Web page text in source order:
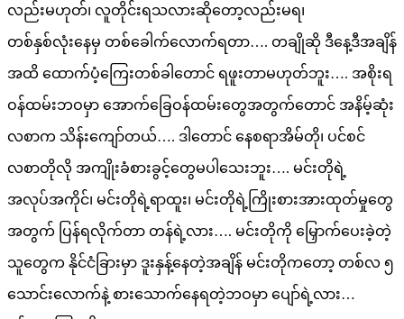
လည်းမဟုတ်၊ လူတိုင်းရသလားဆိုတော့လည်းမရ၊
တစ်နှစ်လုံးနေမှ တစ်ခေါက်လောက်ရတာ…. တချိုဆို ဒီနေ့ဒီအချိန်
အထိ ထောက်ပံ့ကြေးတစ်ခါတောင် ရဖူးတာမဟုတ်ဘူး…. အစိုးရ
ဝန်ထမ်းဘဝမှာ အောက်ခြေဝန်ထမ်းတွေအတွက်တောင် အနိမ့်ဆုံး
လစာက သိန်းကျော်တယ်…. ဒါတောင် နေစရာအိမ်တို၊ ပင်စင်
လစာတိုလို အကျိုးခံစားခွင့်တွေမပါသေးဘူး…. မင်းတိုရဲ့
အလုပ်အကိုင်၊ မင်းတိုရဲ့ရာထူး၊ မင်းတိုရဲ့ကြိုးစားအားထုတ်မှုတွေ
အတွက် ပြန်ရလိုက်တာ တန်ရဲ့လား…. မင်းတိုကို မြှောက်ပေးခဲ့တဲ့
သူတွေက နိုင်ငံခြားမှာ ဒူးနှန့်နေတဲ့အချိန် မင်းတိုကတော့ တစ်လ ၅
သောင်းလောက်နဲ့ စားသောက်နေရတဲ့ဘဝမှာ ပျော်ရဲ့လား…